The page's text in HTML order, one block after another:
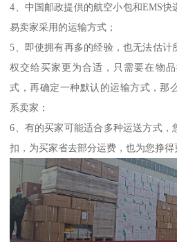
4、中国邮政提供的航空小包和EMS
易卖家采用的运输方式；
5、即使拥有再多的经验，也无法估计
权交给买家更为合适，只需要在物
式，再确定一种默认的运输方式，那
系卖家；
6、有的买家可能适合多种运送方式
扣，为买家省去部分运费，也为您挣得